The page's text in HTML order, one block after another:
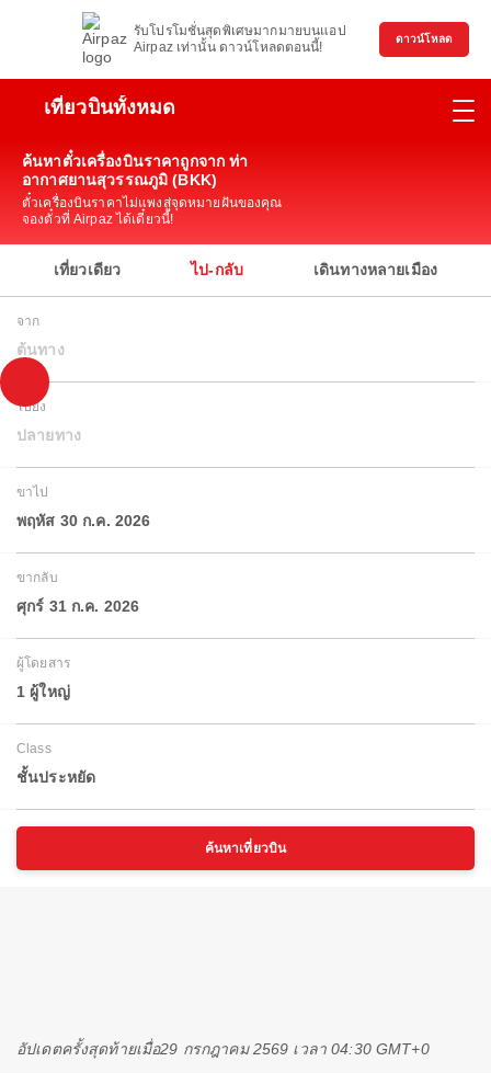
รับโปรโมชั่นสุดพิเศษมากมายบนแอป
Airpaz เท่านั้น ดาวน์โหลดตอนนี้!
ดาวน์โหลด
เที่ยวบินทั้งหมด
ค้นหาตั๋วเครื่องบินราคาถูกจาก ท่า
อากาศยานสุวรรณภูมิ (BKK)
ตั๋วเครื่องบินราคาไม่แพงสู่จุดหมายฝันของคุณ
จองตั๋วที่ Airpaz ได้เดี๋ยวนี้!
เที่ยวเดียว ไป-กลับ เดินทางหลายเมือง
จาก
ต้นทาง
ไปยัง
ปลายทาง
ขาไป
พฤหัส 30 ก.ค. 2026
ขากลับ
ศุกร์ 31 ก.ค. 2026
ผู้โดยสาร
1 ผู้ใหญ่
Class
ชั้นประหยัด
ค้นหาเที่ยวบิน
อัปเดตครั้งสุดท้ายเมื่อ29 กรกฎาคม 2569 เวลา 04:30 GMT+0